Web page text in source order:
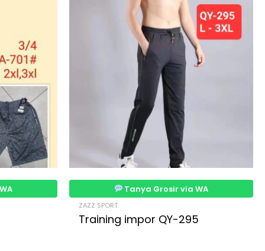
Tanya Grosir via WA
ZAZZ SPORT
Training impor QY-295